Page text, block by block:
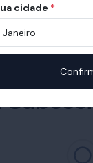
cidade *
Janeiro